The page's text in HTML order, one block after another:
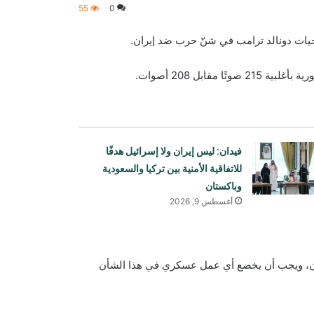
0
55
دونالد ترامب في شنّ حرب ضد إيران.
208 أصوات.
فيدان: ليس إيران ولا إسرائيل هدفًا
للاتفاقية الأمنية بين تركيا والسعودية
وباكستان
أغسطس 9, 2026
ويجب أن يخضع أي عمل عسكري في هذا الشأن
انتقدت رئيسة مولدوفا منح تأشيرات لوفد